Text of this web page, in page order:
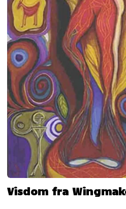
Visdom fra